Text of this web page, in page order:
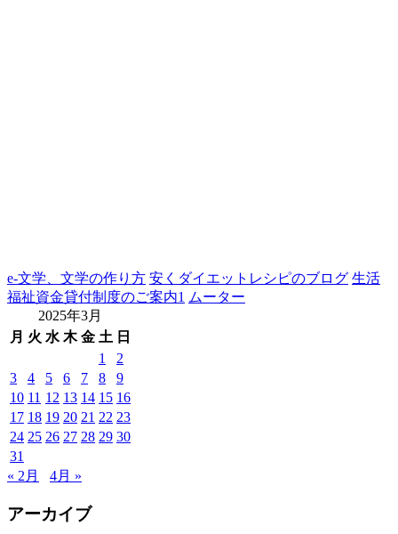
e-文学、文学の作り方 安くダイエットレシピのブログ 生活
福祉資金貸付制度のご案内1 ムーター
2025年3月
月 火 水 木 金 土 日
1
2
3
4 5 6 7 8
9
10 11 12 13 14 15 16
17 18 19 20 21 22 23
24 25 26 27 28 29 30
31
« 2月
4月 »
アーカイブ